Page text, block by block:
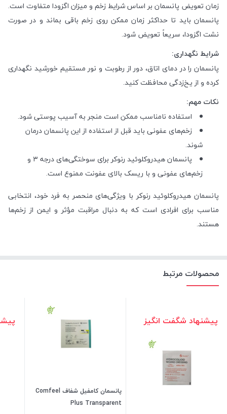
زمان تعویض پانسمان بر اساس شرایط زخم و میزان اگزودا متفاوت است.
پانسمان باید تا حداکثر زمان ممکن روی زخم باقی بماند و در صورت
نشت اگزودا، سریعاً تعویض شود.
شرایط نگهداری:
پانسمان را در دمای اتاق، دور از رطوبت و نور مستقیم خورشید نگهداری
کرده و از یخ‌زدگی محافظت کنید.
نکات مهم:
استفاده نامناسب ممکن است منجر به آسیب پوستی شود.
زخم‌های عفونی باید قبل از استفاده از این پانسمان درمان
شوند.
پانسمان هیدروکلوئید رنوکر برای سوختگی‌های درجه ۳ و
زخم‌های عفونی و با ریسک بالای عفونت ممنوع است.
پانسمان هیدروکلوئید رنوکر با ویژگی‌های منحصر به فرد خود، انتخابی
مناسب برای افرادی است که به دنبال مراقبت مؤثر و ایمن از زخم‌ها
هستند.
محصولات مرتبط
پیشنهاد شگفت انگیز
پانسمان کامفیل شفاف Comfeel
Plus Transparent